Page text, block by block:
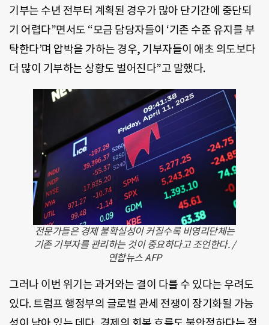
기부는 수년 전부터 계획된 경우가 많아 단기간에 중단되
기 어렵다”면서도 “모금 담당자들이 ‘기존 수준 유지를 부
탁한다’며 압박을 가하는 경우, 기부자들이 애초 의도보다
더 많이 기부하는 상황도 벌어진다”고 말했다.
전문가들은 경제 불확실성이 커질수록 비영리단체는
기존 기부자를 관리하는 것이 중요하다고 조언한다. /
연합뉴스 AFP
그러나 이번 위기는 과거와는 결이 다를 수 있다는 우려도
있다. 트럼프 행정부의 글로벌 관세 전쟁이 장기화될 가능